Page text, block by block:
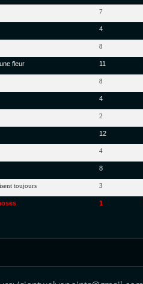
7
4
8
fleur 11
8
4
2
12
4
8
toujours 3
1